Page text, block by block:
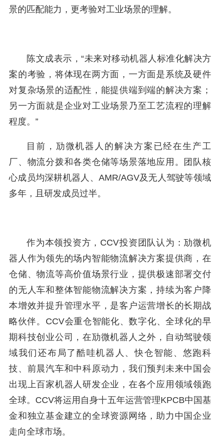
景的匹配能力，更考验对工业场景的理解。
陈文成表示，“未来对移动机器人标准化解决方
案的考验，将体现在两方面，一方面是系统及硬件
对复杂场景的适配性，能提供端到端的解决方案；
另一方面就是企业对工业场景乃至工艺流程的理解
程度。”
目前，劢微机器人的解决方案已经在生产工
厂、物流分拨和各类仓储等场景落地应用。团队核
心成员均深耕机器人、AMR/AGV及无人驾驶等领域
多年，且研发成员过半。
作为本领投资方，CCV投资团队认为：劢微机
器人作为领先的场内智能物流解决方案提供商，在
仓储、物流等高价值场景行业，提供极速部署交付
的无人车和整体智能物流解决方案，持续为客户降
本增效并提升管理水平，是客户运营增长的长期战
略伙伴。CCV会重仓智能化、数字化、全球化的早
期科技创业公司，在劢微机器人之外，自动驾驶领
域我们还布局了酷哇机器人、快仓智能、悠跑科
技、前晨汽车和中科原动力，我们预判未来中国会
出现上百家机器人研发企业，在各个应用领域领跑
全球。CCV将运用自身十五年运营管理KPCB中国基
金和独立基金建立的全球资源网络，助力中国企业
走向全球市场。